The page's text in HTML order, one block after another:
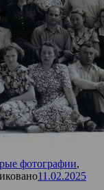
фотографии,
11.02.2025